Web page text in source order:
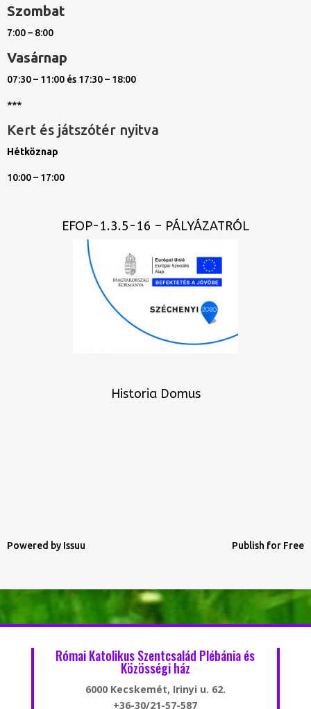
Szombat
7:00 – 8:00
Vasárnap
07:30 – 11:00 és 17:30 – 18:00
***
Kert és játszótér nyitva
Hétköznap
10:00 – 17:00
EFOP-1.3.5-16 – PÁLYÁZATRÓL
Historia Domus
Powered by Issuu Publish for Free
Római Katolikus Szentcsalád Plébánia és
Közösségi ház
6000 Kecskemét, Irinyi u. 62.
+36-30/21-57-587